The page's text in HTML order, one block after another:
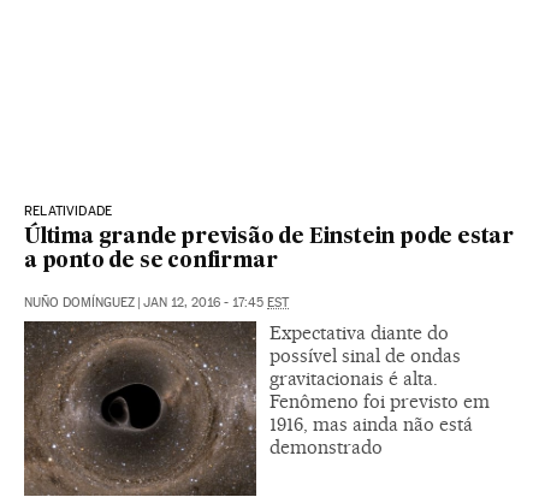
RELATIVIDADE
Última grande previsão de Einstein pode estar
a ponto de se confirmar
NUÑO DOMÍNGUEZ JAN 12, 2016 - 17:45 EST
Expectativa diante do
possível sinal de ondas
gravitacionais é alta.
Fenômeno foi previsto em
1916, mas ainda não está
demonstrado